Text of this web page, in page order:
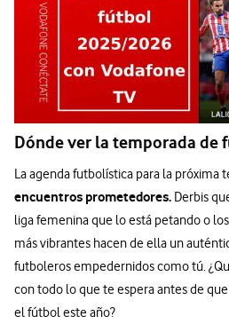
Dónde ver la temporada de
La agenda futbolística para la próxima
encuentros prometedores. Derbis
liga femenina que lo está petando o
más vibrantes hacen de ella un
futboleros empedernidos como tú.
con todo lo que te espera antes de
el fútbol este año?